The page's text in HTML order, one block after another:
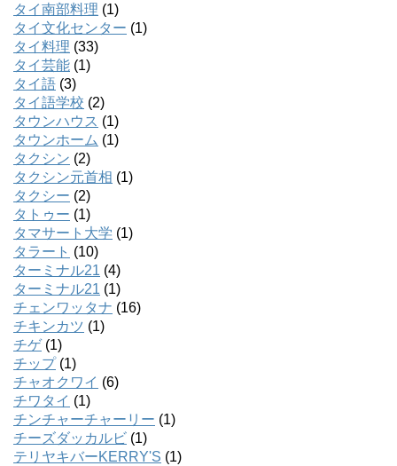
タイ南部料理 (1)
タイ文化センター (1)
タイ料理 (33)
タイ芸能 (1)
タイ語 (3)
タイ語学校 (2)
タウンハウス (1)
タウンホーム (1)
タクシン (2)
タクシン元首相 (1)
タクシー (2)
タトゥー (1)
タマサート大学 (1)
タラート (10)
ターミナル21 (4)
ターミナル21 (1)
チェンワッタナ (16)
チキンカツ (1)
チゲ(1)
チップ(1)
チャオクワイ (6)
チワタイ (1)
チンチャーチャーリー (1)
チーズダッカルビ (1)
テリヤキバーKERRY'S (1)